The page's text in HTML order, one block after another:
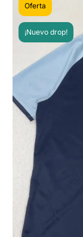
Oferta
¡Nuevo drop!